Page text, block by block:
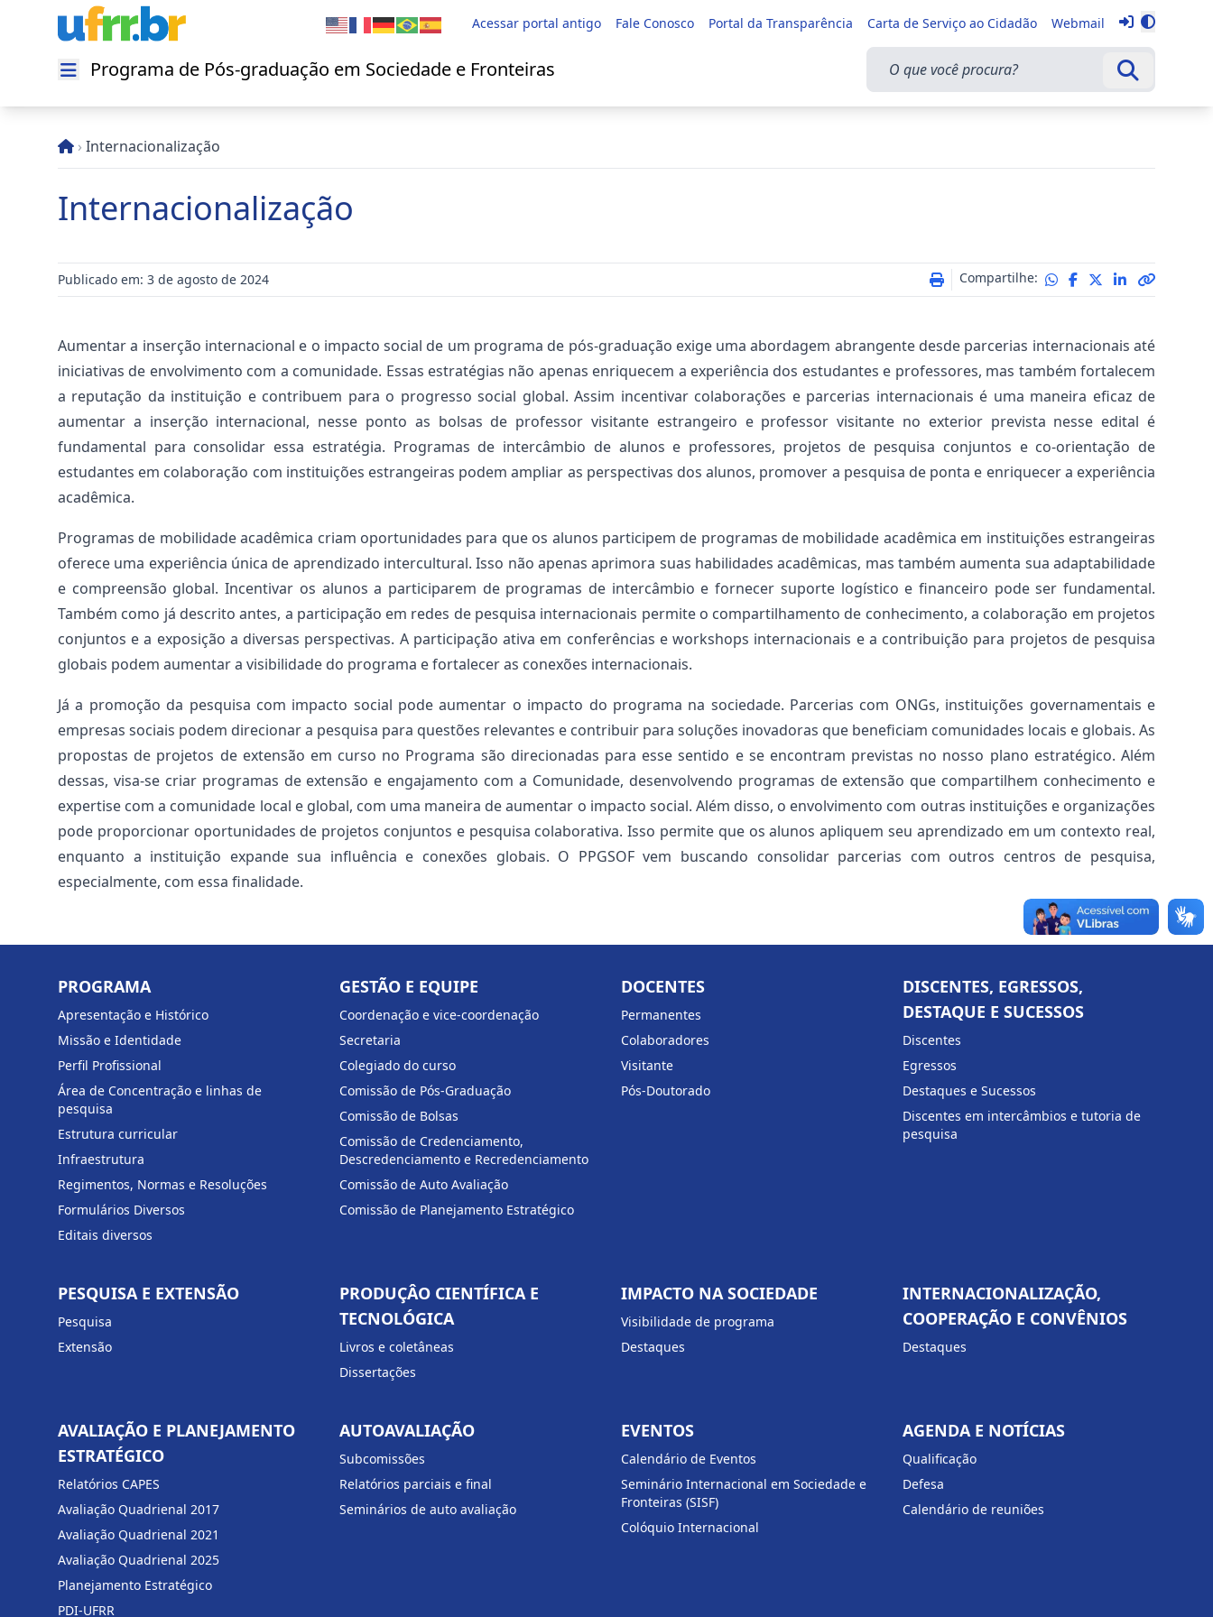
Acessar portal antigo Fale Conosco Portal da Transparência Carta de Serviço ao Cidadão Webmail
Entrar
Alternar
Abrir menu
Programa de Pós-graduação em Sociedade e Fronteiras
O que você procura?
Buscar
› Internacionalização
Internacionalização
Publicado em: 3 de agosto de 2024 Compartilhe:
Aumentar a inserção internacional e o impacto social de um programa de pós-graduação exige uma abordagem abrangente desde parcerias internacionais até
iniciativas de envolvimento com a comunidade. Essas estratégias não apenas enriquecem a experiência dos estudantes e professores, mas também fortalecem
a reputação da instituição e contribuem para o progresso social global. Assim incentivar colaborações e parcerias internacionais é uma maneira eficaz de
aumentar a inserção internacional, nesse ponto as bolsas de professor visitante estrangeiro e professor visitante no exterior prevista nesse edital é
fundamental para consolidar essa estratégia. Programas de intercâmbio de alunos e professores, projetos de pesquisa conjuntos e co-orientação de
estudantes em colaboração com instituições estrangeiras podem ampliar as perspectivas dos alunos, promover a pesquisa de ponta e enriquecer a experiência
acadêmica.
Programas de mobilidade acadêmica criam oportunidades para que os alunos participem de programas de mobilidade acadêmica em instituições estrangeiras
oferece uma experiência única de aprendizado intercultural. Isso não apenas aprimora suas habilidades acadêmicas, mas também aumenta sua adaptabilidade
e compreensão global. Incentivar os alunos a participarem de programas de intercâmbio e fornecer suporte logístico e financeiro pode ser fundamental.
Também como já descrito antes, a participação em redes de pesquisa internacionais permite o compartilhamento de conhecimento, a colaboração em projetos
conjuntos e a exposição a diversas perspectivas. A participação ativa em conferências e workshops internacionais e a contribuição para projetos de pesquisa
globais podem aumentar a visibilidade do programa e fortalecer as conexões internacionais.
Já a promoção da pesquisa com impacto social pode aumentar o impacto do programa na sociedade. Parcerias com ONGs, instituições governamentais e
empresas sociais podem direcionar a pesquisa para questões relevantes e contribuir para soluções inovadoras que beneficiam comunidades locais e globais. As
propostas de projetos de extensão em curso no Programa são direcionadas para esse sentido e se encontram previstas no nosso plano estratégico. Além
dessas, visa-se criar programas de extensão e engajamento com a Comunidade, desenvolvendo programas de extensão que compartilhem conhecimento e
expertise com a comunidade local e global, com uma maneira de aumentar o impacto social. Além disso, o envolvimento com outras instituições e organizações
pode proporcionar oportunidades de projetos conjuntos e pesquisa colaborativa. Isso permite que os alunos apliquem seu aprendizado em um contexto real,
enquanto a instituição expande sua influência e conexões globais. O PPGSOF vem buscando consolidar parcerias com outros centros de pesquisa,
especialmente, com essa finalidade.
PROGRAMA
Apresentação e Histórico
Missão e Identidade
Perfil Profissional
Área de Concentração e linhas de
pesquisa
Estrutura curricular
Infraestrutura
Regimentos, Normas e Resoluções
Formulários Diversos
Editais diversos
GESTÃO E EQUIPE
Coordenação e vice-coordenação
Secretaria
Colegiado do curso
Comissão de Pós-Graduação
Comissão de Bolsas
Comissão de Credenciamento,
Descredenciamento e Recredenciamento
Comissão de Auto Avaliação
Comissão de Planejamento Estratégico
DOCENTES
Permanentes
Colaboradores
Visitante
Pós-Doutorado
DISCENTES, EGRESSOS,
DESTAQUE E SUCESSOS
Discentes
Egressos
Destaques e Sucessos
Discentes em intercâmbios e tutoria de
pesquisa
PESQUISA E EXTENSÃO
Pesquisa
Extensão
PRODUÇÂO CIENTÍFICA E
TECNOLÓGICA
Livros e coletâneas
Dissertações
IMPACTO NA SOCIEDADE
Visibilidade de programa
Destaques
INTERNACIONALIZAÇÃO,
COOPERAÇÃO E CONVÊNIOS
Destaques
AVALIAÇÃO E PLANEJAMENTO
ESTRATÉGICO
Relatórios CAPES
Avaliação Quadrienal 2017
Avaliação Quadrienal 2021
Avaliação Quadrienal 2025
Planejamento Estratégico
PDI-UFRR
AUTOAVALIAÇÃO
Subcomissões
Relatórios parciais e final
Seminários de auto avaliação
EVENTOS
Calendário de Eventos
Seminário Internacional em Sociedade e
Fronteiras (SISF)
Colóquio Internacional
AGENDA E NOTÍCIAS
Qualificação
Defesa
Calendário de reuniões